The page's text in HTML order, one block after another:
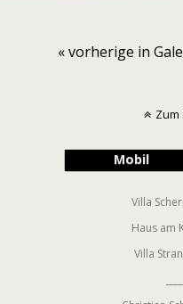
« vorherige in
Mobil
Villa
Haus am
Villa